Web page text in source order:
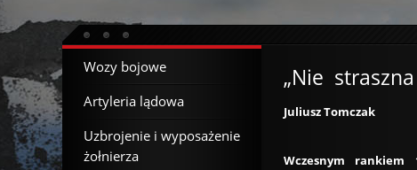
„Nie
Juliusz Tomczak
Wczesnym rankiem
Wozy bojowe
Artyleria lądowa
Uzbrojenie i wyposażenie
żołnierza